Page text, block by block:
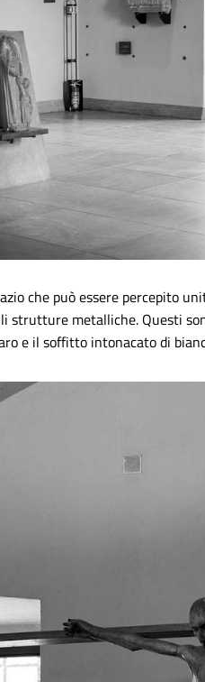
che può essere percepito
metalliche. Questi
e il soffitto intonacato di